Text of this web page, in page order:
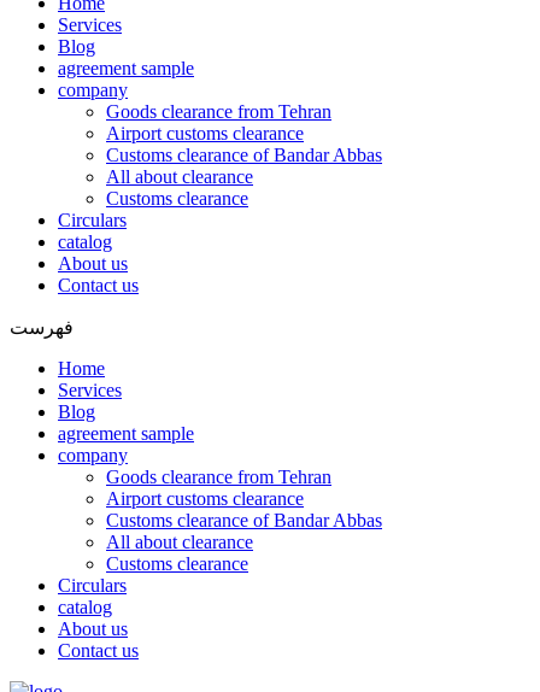
Services
Blog
agreement sample
company
Goods clearance from Tehran
Airport customs clearance
Customs clearance of Bandar Abbas
All about clearance
Customs clearance
Circulars
catalog
About us
Contact us
فهرست
Home
Services
Blog
agreement sample
company
Goods clearance from Tehran
Airport customs clearance
Customs clearance of Bandar Abbas
All about clearance
Customs clearance
Circulars
catalog
About us
Contact us